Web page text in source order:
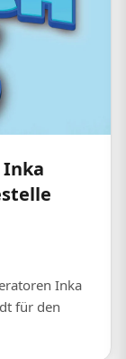
Inka
Inka
für den